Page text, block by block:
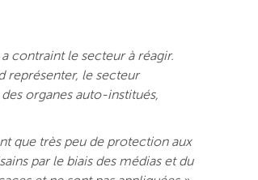
contraint le secteur à réagir.
représenter, le secteur
organes auto-institués,
que très peu de protection aux
par le biais des médias et du